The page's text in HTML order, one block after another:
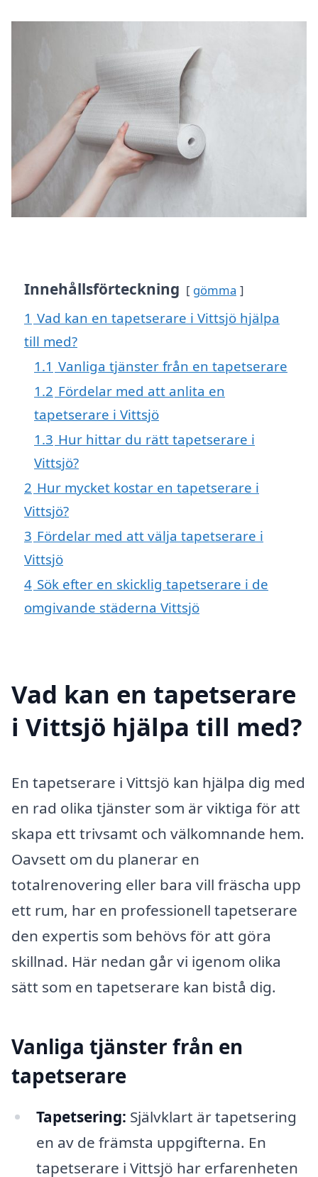
Innehållsförteckning gömma
1 Vad kan en tapetserare i Vittsjö hjälpa
till med?
1.1 Vanliga tjänster från en tapetserare
1.2 Fördelar med att anlita en
tapetserare i Vittsjö
1.3 Hur hittar du rätt tapetserare i
Vittsjö?
2 Hur mycket kostar en tapetserare i
Vittsjö?
3 Fördelar med att välja tapetserare i
Vittsjö
4 Sök efter en skicklig tapetserare i de
omgivande städerna Vittsjö
Vad kan en tapetserare
i Vittsjö hjälpa till med?
En tapetserare i Vittsjö kan hjälpa dig med
en rad olika tjänster som är viktiga för att
skapa ett trivsamt och välkomnande hem.
Oavsett om du planerar en
totalrenovering eller bara vill fräscha upp
ett rum, har en professionell tapetserare
den expertis som behövs för att göra
skillnad. Här nedan går vi igenom olika
sätt som en tapetserare kan bistå dig.
Vanliga tjänster från en
tapetserare
Tapetsering: Självklart är tapetsering
en av de främsta uppgifterna. En
tapetserare i Vittsjö har erfarenheten